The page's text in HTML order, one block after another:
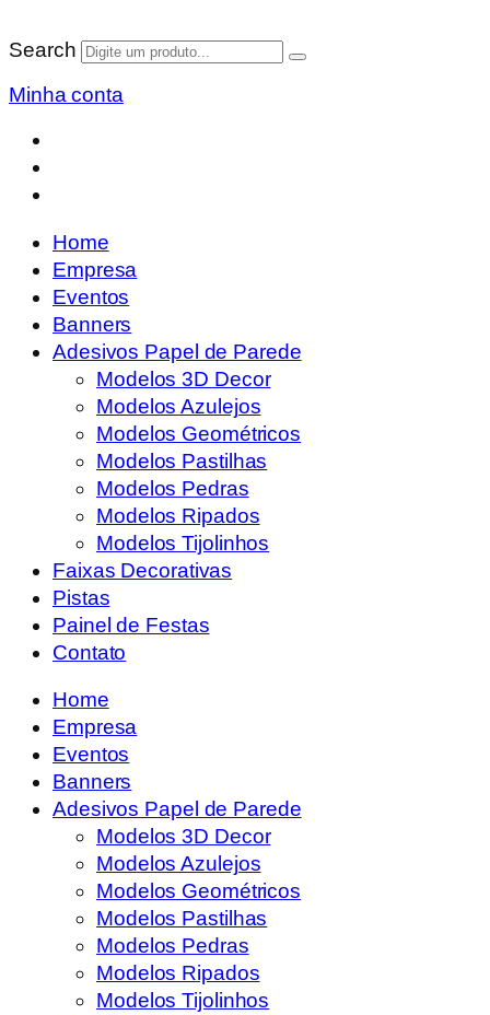
Search
Minha conta
Home
Empresa
Eventos
Banners
Adesivos Papel de Parede
Modelos 3D Decor
Modelos Azulejos
Modelos Geométricos
Modelos Pastilhas
Modelos Pedras
Modelos Ripados
Modelos Tijolinhos
Faixas Decorativas
Pistas
Painel de Festas
Contato
Home
Empresa
Eventos
Banners
Adesivos Papel de Parede
Modelos 3D Decor
Modelos Azulejos
Modelos Geométricos
Modelos Pastilhas
Modelos Pedras
Modelos Ripados
Modelos Tijolinhos